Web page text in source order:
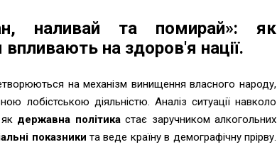
наливай та помирай»: як
впливають на здоров'я нації.
на механізм винищення власного народу,
лобістською діяльністю. Аналіз ситуації навколо
державна політикастає заручником алкогольних
показники та веде країну в демографічну прірву.